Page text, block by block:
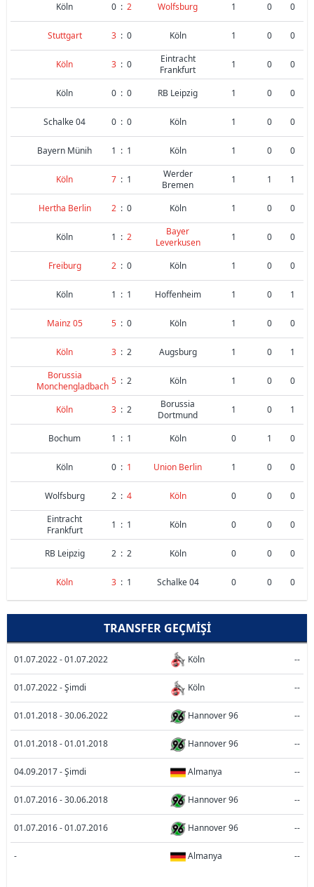
Köln 0 : 2 Wolfsburg 1 0 0
Stuttgart 3 : 0 Köln 1 0 0
Köln 3 : 0
Eintracht
Frankfurt
1 0 0
Köln 0 : 0 RB Leipzig 1 0 0
Schalke 04 0 : 0 Köln 1 0 0
Bayern Münih 1 : 1 Köln 1 0 0
Köln 7 : 1
Werder
Bremen
1 1 1
Hertha Berlin 2 : 0 Köln 1 0 0
Köln 1 : 2
Bayer
Leverkusen
1 0 0
Freiburg 2 : 0 Köln 1 0 0
Köln 1 : 1 Hoffenheim 1 0 1
Mainz 05 5 : 0 Köln 1 0 0
Köln 3 : 2 Augsburg 1 0
1
Borussia
Monchengladbach 5 : 2 Köln 1 0 0
Köln 3 : 2
Borussia
Dortmund
1 0 1
Bochum 1 : 1 Köln 0 1 0
Köln 0 : 1 Union Berlin 1 0 0
Wolfsburg 2 : 4 Köln 0 0
0
Eintracht
Frankfurt
1 : 1 Köln 0 0 0
RB Leipzig 2 : 2 Köln 0 0 0
Köln 3 : 1 Schalke 04 0 0 0
TRANSFER GEÇMIŞI
01.07.2022 - 01.07.2022 Köln --
01.07.2022 - Şimdi Köln --
01.01.2018 - 30.06.2022 Hannover 96 --
01.01.2018 - 01.01.2018 Hannover 96 --
04.09.2017 - Şimdi Almanya --
01.07.2016 - 30.06.2018 Hannover 96 --
01.07.2016 - 01.07.2016 Hannover 96 --
- Almanya --